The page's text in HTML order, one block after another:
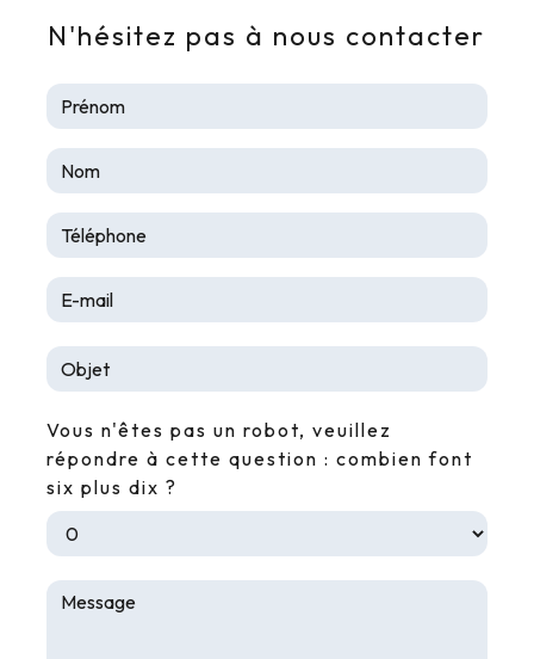
ALARME ANTI-INTRUSION PRÈS
DE ALBI
AVISYS SÉCURITE
N'hésitez pas à nous contacter
Vous n'êtes pas un robot, veuillez
répondre à cette question : combien font
six plus dix ?